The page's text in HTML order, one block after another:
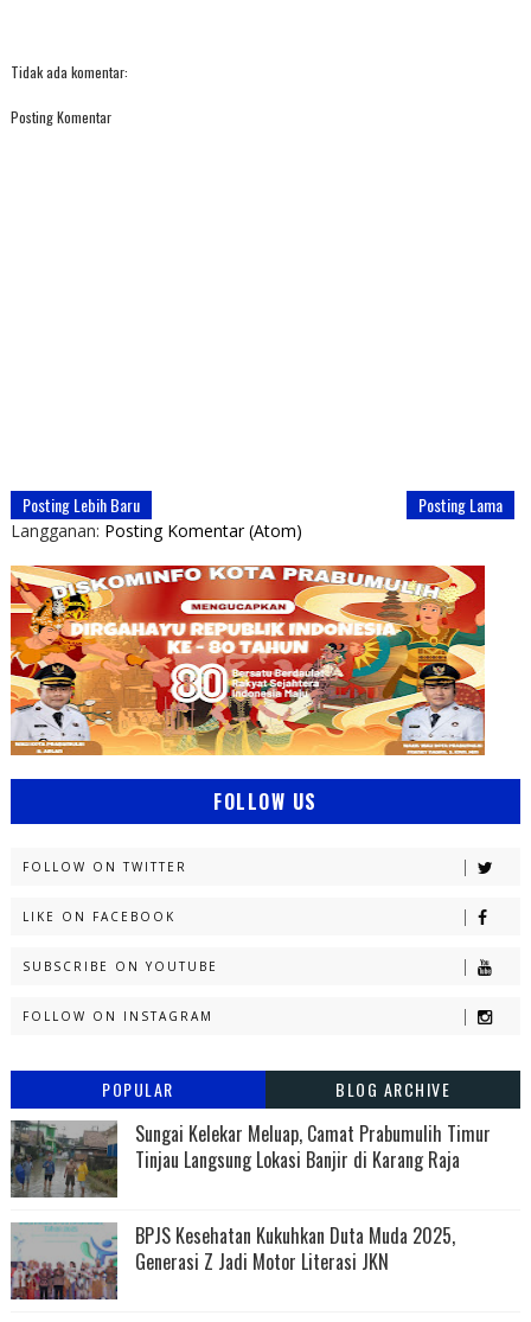
Tidak ada komentar:
Posting Komentar
Posting Lebih Baru Posting Lama
Langganan: Posting Komentar (Atom)
FOLLOW US
FOLLOW ON TWITTER
LIKE ON FACEBOOK
SUBSCRIBE ON YOUTUBE
FOLLOW ON INSTAGRAM
POPULAR BLOG ARCHIVE
Sungai Kelekar Meluap, Camat Prabumulih Timur
Tinjau Langsung Lokasi Banjir di Karang Raja
BPJS Kesehatan Kukuhkan Duta Muda 2025,
Generasi Z Jadi Motor Literasi JKN